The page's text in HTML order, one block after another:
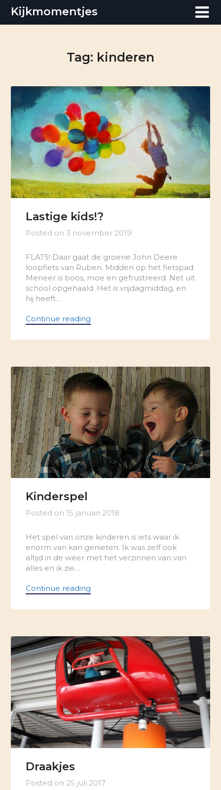
SkipKijkmomentjes
Tag: kinderen
Lastige kids!?
Posted on3 november 2019
FLATS! Daar gaat de groene John Deere
loopfiets van Ruben. Midden op het fietspad.
Meneer is boos, moe en gefrustreerd. Net uit
school opgehaald. Het is vrijdagmiddag, en
hij heeft…
Continue reading
Kinderspel
Posted on15 januari 2018
Het spel van onze kinderen is iets waar ik
enorm van kan genieten. Ik was zelf ook
altijd in de weer met het verzinnen van van
alles en ik zie…
Continue reading
Draakjes
Posted on 25 juli 2017